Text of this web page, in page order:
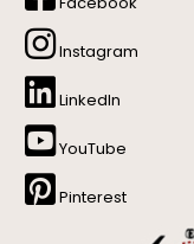
Instagram
LinkedIn
YouTube
Pinterest